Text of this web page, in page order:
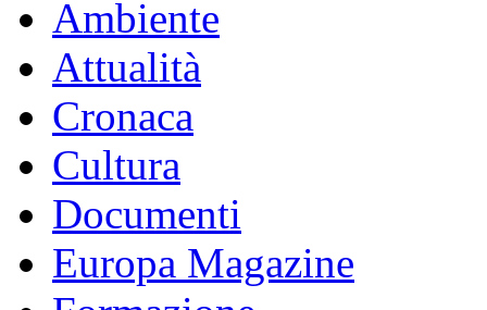
Ambiente
Attualità
Cronaca
Cultura
Documenti
Europa Magazine